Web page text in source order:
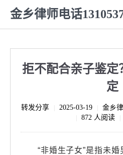
金乡律师电话
拒不配合亲子鉴定
定
转发分享 2025-03-19 金乡
872 人阅读
“非婚生子女”是指未婚